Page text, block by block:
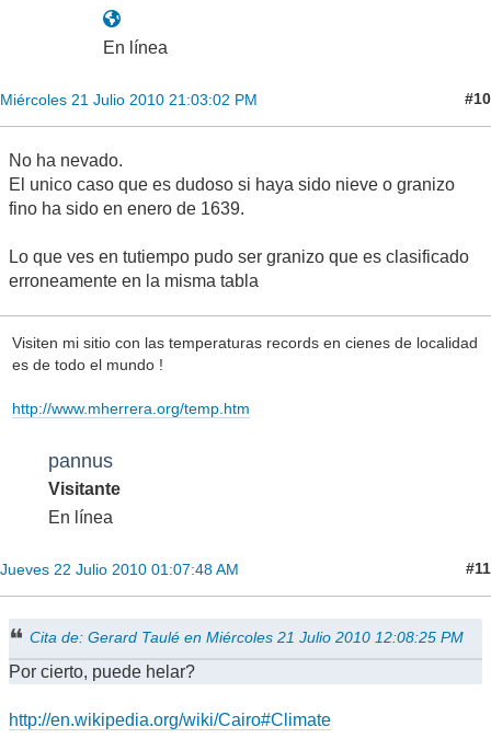
En línea
Miércoles 21 Julio 2010 21:03:02 PM #10
No ha nevado.
El unico caso que es dudoso si haya sido nieve o granizo
fino ha sido en enero de 1639.
Lo que ves en tutiempo pudo ser granizo que es clasificado
erroneamente en la misma tabla
Visiten mi sitio con las temperaturas records en cienes de localidad
es de todo el mundo !
http://www.mherrera.org/temp.htm
pannus
Visitante
En línea
Jueves 22 Julio 2010 01:07:48 AM #11
Cita de: Gerard Taulé en Miércoles 21 Julio 2010 12:08:25 PM
Por cierto, puede helar?
http://en.wikipedia.org/wiki/Cairo#Climate